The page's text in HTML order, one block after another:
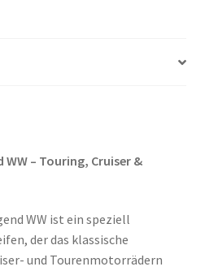
– Touring, Cruiser &
WW ist ein speziell
der das klassische
und Tourenmotorrädern